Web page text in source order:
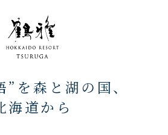
”を森と湖の国、
海道から